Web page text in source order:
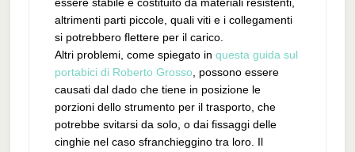
essere stabile e costituito da materiali resistenti,
altrimenti parti piccole, quali viti e i collegamenti
si potrebbero flettere per il carico.
Altri problemi, come spiegato in questa guida sul
portabici di Roberto Grosso, possono essere
causati dal dado che tiene in posizione le
porzioni dello strumento per il trasporto, che
potrebbe svitarsi da solo, o dai fissaggi delle
cinghie nel caso sfranchieggino tra loro. Il